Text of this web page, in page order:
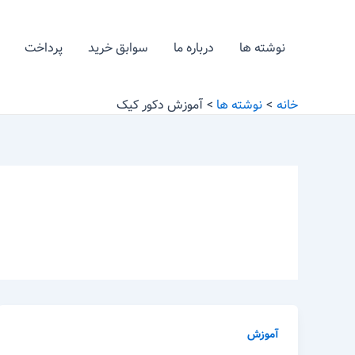
نوشته ها درباره ما سوابق خرید پرداخت
خانه نوشته ها آموزش دکور کیک
آموزش